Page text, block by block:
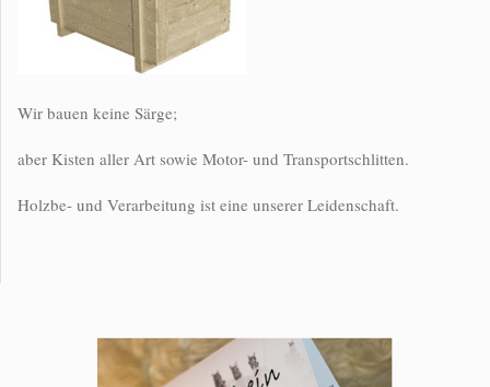
Wir bauen keine Särge;
aber Kisten aller Art sowie Motor- und Transportschlitten.
Holzbe- und Verarbeitung ist eine unserer Leidenschaft.